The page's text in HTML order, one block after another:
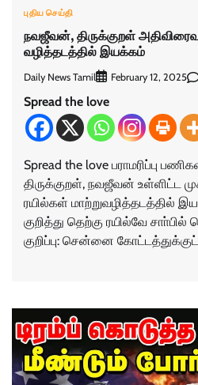
புதிய செய்தி
நவஜீவன், திருக்குறள்
வழித்தடத்தில் இயக்கம்
Daily News Tamil February 12, 2025
Spread the love
Spread the love பராமரிப்பு
திருக்குறள், நவஜீவன் உள்ளிட்ட
ரயில்கள் மாற்றுவழித்தடத்தில்
குறித்து தெற்கு ரயில்வே
குறிப்பு: சென்னை